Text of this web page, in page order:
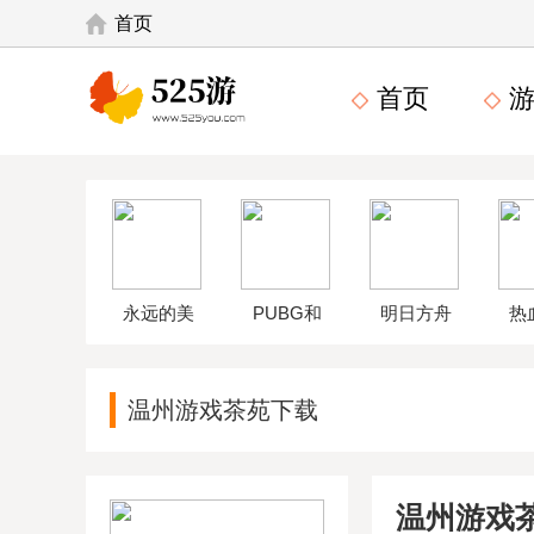
首页
首页
永远的美
解版
PUBG和
验服
明日方舟 热
温州游戏茶苑下载
温州游戏